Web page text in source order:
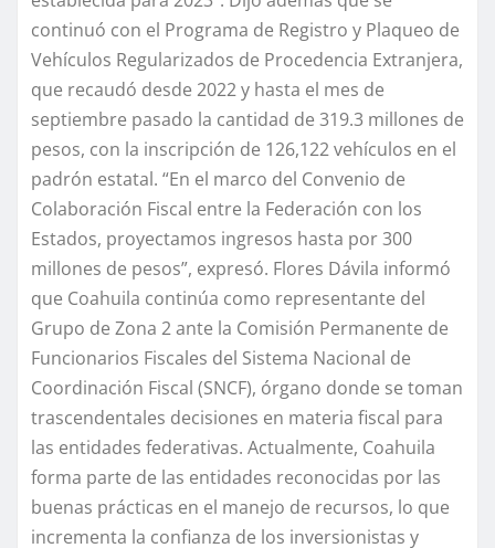
continuó con el Programa de Registro y Plaqueo de
Vehículos Regularizados de Procedencia Extranjera,
que recaudó desde 2022 y hasta el mes de
septiembre pasado la cantidad de 319.3 millones de
pesos, con la inscripción de 126,122 vehículos en el
padrón estatal. “En el marco del Convenio de
Colaboración Fiscal entre la Federación con los
Estados, proyectamos ingresos hasta por 300
millones de pesos”, expresó. Flores Dávila informó
que Coahuila continúa como representante del
Grupo de Zona 2 ante la Comisión Permanente de
Funcionarios Fiscales del Sistema Nacional de
Coordinación Fiscal (SNCF), órgano donde se toman
trascendentales decisiones en materia fiscal para
las entidades federativas. Actualmente, Coahuila
forma parte de las entidades reconocidas por las
buenas prácticas en el manejo de recursos, lo que
incrementa la confianza de los inversionistas y